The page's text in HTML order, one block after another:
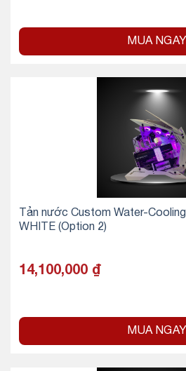
MUA NGAY
Tản nước Custom Water-
WHITE (Option 2)
14,100,000 ₫
MUA NGAY